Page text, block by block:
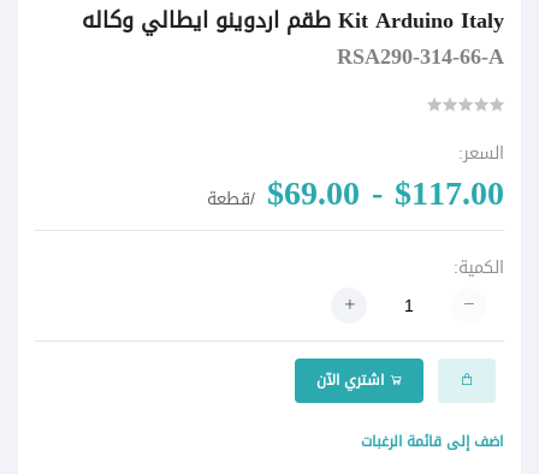
Kit Arduino Italy طقم اردوينو ايطالي وكاله
RSA290-314-66-A
السعر:
$117.00 - $69.00 /قطعة
الكمية:
اشتري الآن
اضف إلى قائمة الرغبات